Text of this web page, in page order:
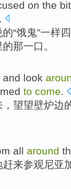
on the
的“饿鬼”一样
的那一口。
and look
to come.
，望望壁炉边
all around
赶来参观尼亚